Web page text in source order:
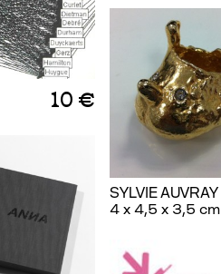
10 €
SYLVIE AUVRAY
4 x 4,5 x 3,5 cm